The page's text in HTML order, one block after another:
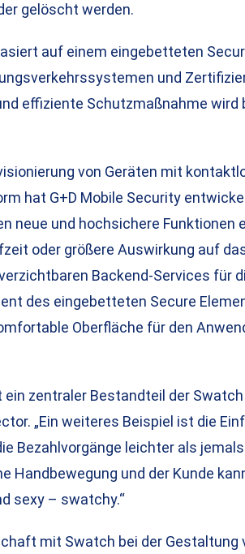
gelöscht werden.
auf einem eingebetteten
und
effiziente Schutzmaßnahme
von Geräten mit
hat G+D Mobile Security
neue und hochsichere Funktionen
oder größere Auswirkung auf
Backend-Services für
des eingebetteten Secure
Oberfläche für den
zentraler Bestandteil der Swatch
„Ein weiteres Beispiel ist die
Bezahlvorgänge leichter als
Handbewegung und der Kunde
sexy – swatchy.“
mit Swatch bei der Gestaltung